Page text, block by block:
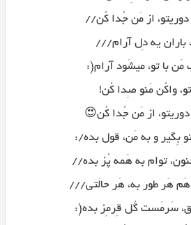
دوریتو، از مَن جُدا کُن//
باران یه دِل آرام///
مَن با تو، میشَود آرام(:
واکُن مَنو صِدا کُن!
از مَن جُدا کُن😍
بِگیر و به مَن، قول بده/:
توام به هَمه پُز بده//
هَر طور به، هَر حالَتی///
سَرمَست گُل قِرمِز بده(: